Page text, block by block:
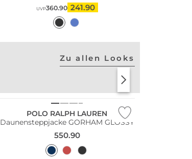
UVP360.90 241.90
Zu allen Looks
Steppjacke
Jetzt shoppen
POLO RALPH LAUREN
Daunensteppjacke GORHAM GLOSSY
550.90